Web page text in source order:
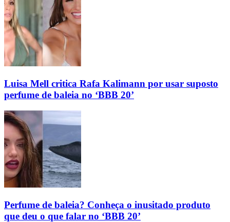
Luisa Mell critica Rafa Kalimann por usar suposto
perfume de baleia no ‘BBB 20’
Perfume de baleia? Conheça o inusitado produto
que deu o que falar no ‘BBB 20’